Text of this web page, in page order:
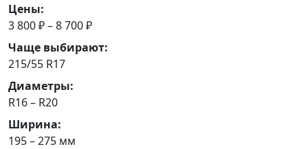
Цены:
3 800 ₽ – 8 700 ₽
Чаще выбирают:
215/55 R17
Диаметры:
R16 – R20
Ширина:
195 – 275 мм